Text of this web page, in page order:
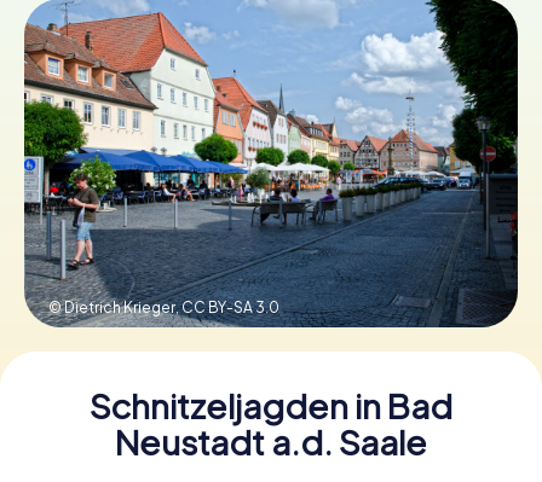
INT CH
DE
ES
FR
IE
IT
NL
Tickets buchen
Gutscheine bestellen
© Dietrich Krieger,CC BY-SA 3.0
Schnitzeljagden in Bad
Neustadt a.d. Saale